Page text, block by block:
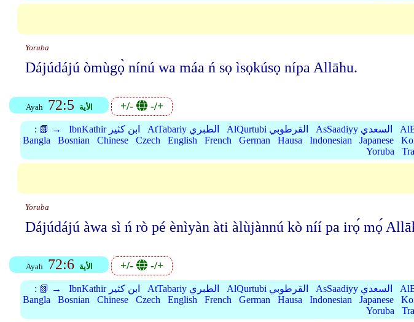
Yoruba
Dájúdájú òmùgọ̀ nínú wa máa ń sọ ìsọkúsọ nípa Allāhu.
Ayah 72:5 الأية +/- -/+
: 📗 → IbnKathir ابن كثير AtTabariy الطبري AlQurtubi القرطوبي AsSaadiyy السعدي
Bangla
Bosnian Chinese Czech English French German Hausa Indonesian Japanese
Yoruba
Yoruba
Dájúdájú àwa sì ń rò pé ènìyàn àti àlùjànnú kò níí pa irọ́ mọ́
Ayah 72:6 الأية +/- -/+
: 📗 → IbnKathir ابن كثير AtTabariy الطبري AlQurtubi القرطوبي AsSaadiyy السعدي
Bangla
Bosnian Chinese Czech English French German Hausa Indonesian Japanese
Yoruba